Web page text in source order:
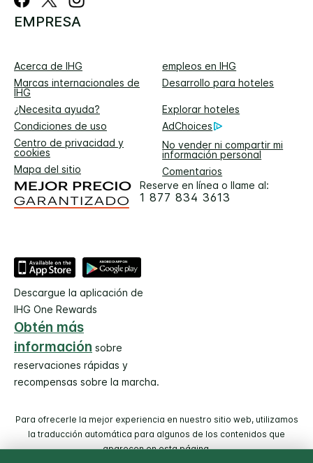
EMPRESA
Acerca de IHG
empleos en IHG
Marcas internacionales de
IHG
Desarrollo para hoteles
¿Necesita ayuda?
Explorar hoteles
Condiciones de uso
AdChoices
Centro de privacidad y
cookies
No vender ni compartir mi
información personal
Mapa del sitio
Comentarios
Reserve en línea o llame al:
1 877 834 3613
Descargue la aplicación de
IHG One Rewards
Obtén más
información sobre
reservaciones rápidas y
recompensas sobre la marcha.
Para ofrecerle la mejor experiencia en nuestro sitio web, utilizamos
la traducción automática para algunos de los contenidos que
aparecen en esta página.